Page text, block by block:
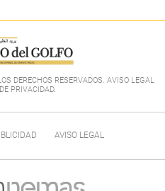
DERECHOS RESERVADOS. AVISO LEGAL
PRIVACIDAD.
AVISO LEGAL